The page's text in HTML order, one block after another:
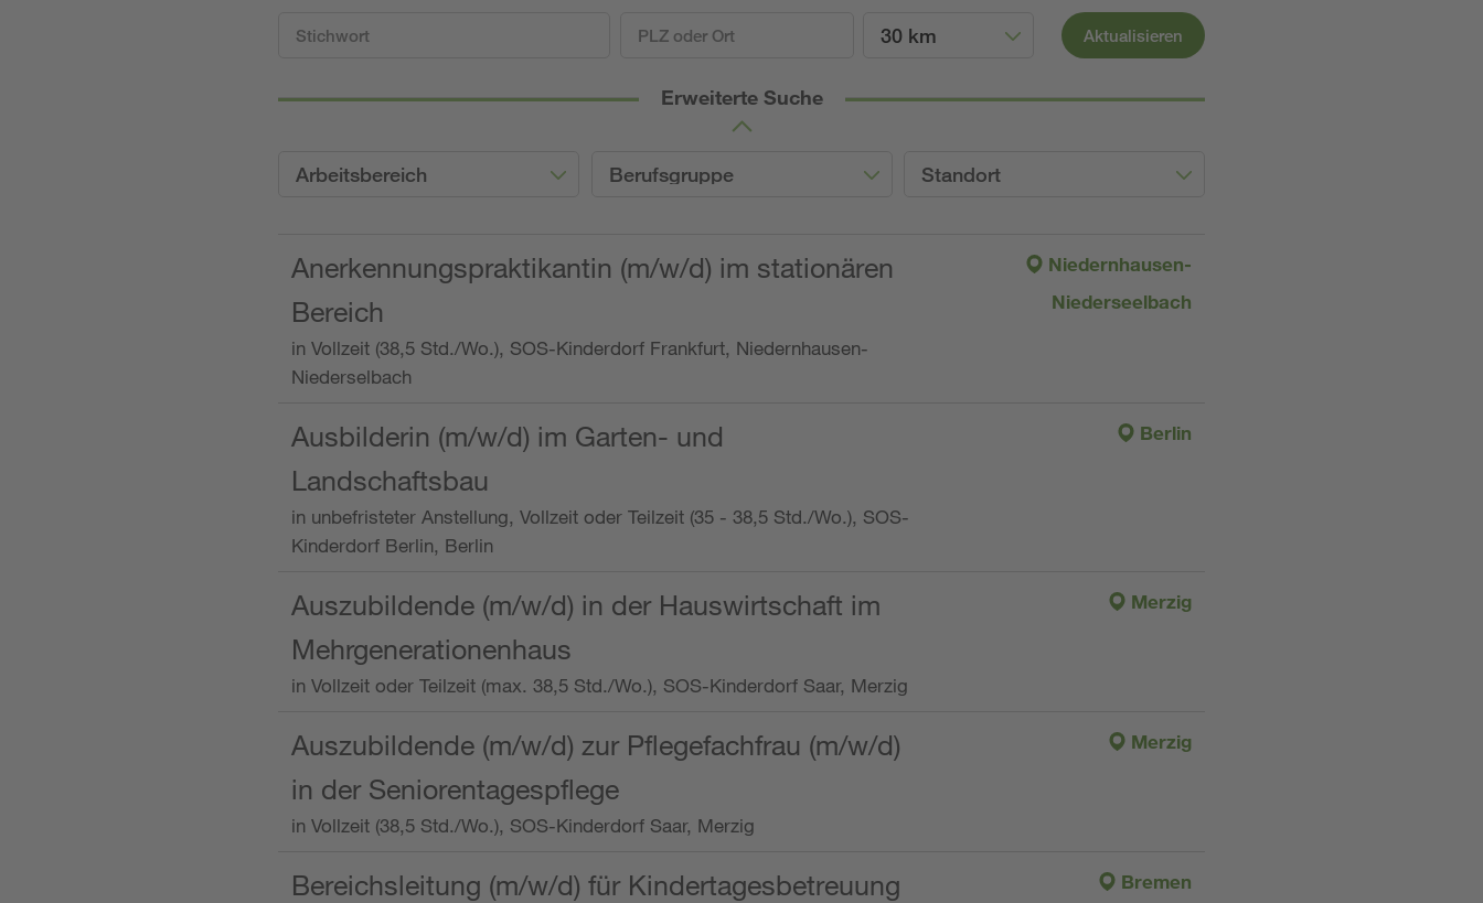
30 km Aktualisieren
Erweiterte Suche
Arbeitsbereich Berufsgruppe Standort
Anerkennungspraktikantin (m/w/d) im stationären
Bereich
in Vollzeit (38,5 Std./Wo.), SOS-Kinderdorf Frankfurt, Niedernhausen-
Niederselbach
Niedernhausen-
Niederseelbach
Ausbilderin (m/w/d) im Garten- und
Landschaftsbau
in unbefristeter Anstellung, Vollzeit oder Teilzeit (35 - 38,5 Std./Wo.), SOS-
Kinderdorf Berlin, Berlin
Berlin
Auszubildende (m/w/d) in der Hauswirtschaft im
Mehrgenerationenhaus
in Vollzeit oder Teilzeit (max. 38,5 Std./Wo.), SOS-Kinderdorf Saar, Merzig
Merzig
Auszubildende (m/w/d) zur Pflegefachfrau (m/w/d)
in der Seniorentagespflege
in Vollzeit (38,5 Std./Wo.), SOS-Kinderdorf Saar, Merzig
Merzig
Bereichsleitung (m/w/d) für Kindertagesbetreuung
Bremen